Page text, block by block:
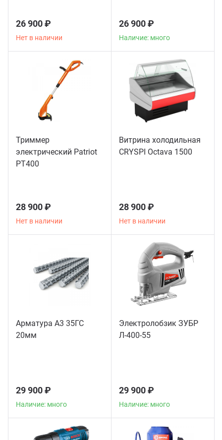
26 900 ₽
Нет в наличии
26 900 ₽
Наличие: много
Триммер
электрический Patriot
РТ400
28 900 ₽
Нет в наличии
Витрина холодильная
CRYSPI Octava 1500
28 900 ₽
Нет в наличии
Арматура А3 35ГС
20мм
29 900 ₽
Наличие: много
Электролобзик ЗУБР
Л-400-55
29 900 ₽
Наличие: много